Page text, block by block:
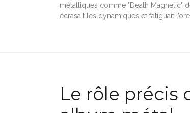
métalliques comme "Death Magnetic"
écrasait les dynamiques et fatiguait
Le rôle précis